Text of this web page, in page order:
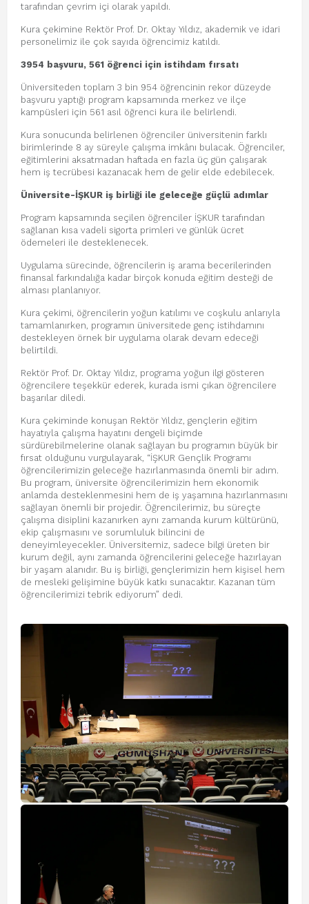
tarafından çevrim içi olarak yapıldı.
Kura çekimine Rektör Prof. Dr. Oktay Yıldız, akademik ve idari
personelimiz ile çok sayıda öğrencimiz katıldı.
3954 başvuru, 561 öğrenci için istihdam fırsatı
Üniversiteden toplam 3 bin 954 öğrencinin rekor düzeyde
başvuru yaptığı program kapsamında merkez ve ilçe
kampüsleri için 561 asıl öğrenci kura ile belirlendi.
Kura sonucunda belirlenen öğrenciler üniversitenin farklı
birimlerinde 8 ay süreyle çalışma imkânı bulacak. Öğrenciler,
eğitimlerini aksatmadan haftada en fazla üç gün çalışarak
hem iş tecrübesi kazanacak hem de gelir elde edebilecek.
Üniversite-İŞKUR iş birliği ile geleceğe güçlü adımlar
Program kapsamında seçilen öğrenciler İŞKUR tarafından
sağlanan kısa vadeli sigorta primleri ve günlük ücret
ödemeleri ile desteklenecek.
Uygulama sürecinde, öğrencilerin iş arama becerilerinden
finansal farkındalığa kadar birçok konuda eğitim desteği de
alması planlanıyor.
Kura çekimi, öğrencilerin yoğun katılımı ve coşkulu anlarıyla
tamamlanırken, programın üniversitede genç istihdamını
destekleyen örnek bir uygulama olarak devam edeceği
belirtildi.
Rektör Prof. Dr. Oktay Yıldız, programa yoğun ilgi gösteren
öğrencilere teşekkür ederek, kurada ismi çıkan öğrencilere
başarılar diledi.
Kura çekiminde konuşan Rektör Yıldız, gençlerin eğitim
hayatıyla çalışma hayatını dengeli biçimde
sürdürebilmelerine olanak sağlayan bu programın büyük bir
fırsat olduğunu vurgulayarak, “İŞKUR Gençlik Programı
öğrencilerimizin geleceğe hazırlanmasında önemli bir adım.
Bu program, üniversite öğrencilerimizin hem ekonomik
anlamda desteklenmesini hem de iş yaşamına hazırlanmasını
sağlayan önemli bir projedir. Öğrencilerimiz, bu süreçte
çalışma disiplini kazanırken aynı zamanda kurum kültürünü,
ekip çalışmasını ve sorumluluk bilincini de
deneyimleyecekler. Üniversitemiz, sadece bilgi üreten bir
kurum değil, aynı zamanda öğrencilerini geleceğe hazırlayan
bir yaşam alanıdır. Bu iş birliği, gençlerimizin hem kişisel hem
de mesleki gelişimine büyük katkı sunacaktır. Kazanan tüm
öğrencilerimizi tebrik ediyorum” dedi.